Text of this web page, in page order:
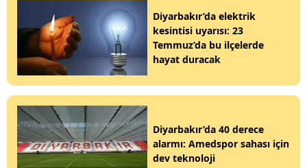
Diyarbakır’da elektrik
kesintisi uyarısı: 23
Temmuz’da bu ilçelerde
hayat duracak
Diyarbakır’da 40 derece
alarmı: Amedspor sahası için
dev teknoloji